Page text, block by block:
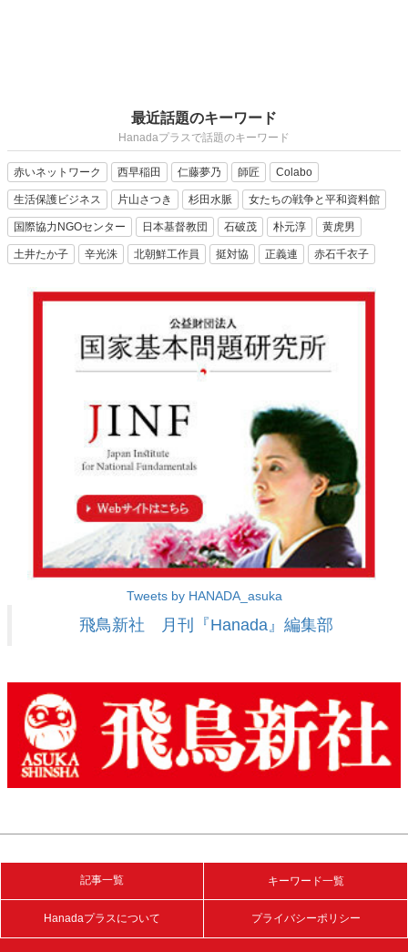
最近話題のキーワード
Hanadaプラスで話題のキーワード
赤いネットワーク 西早稲田 仁藤夢乃 師匠 Colabo
生活保護ビジネス 片山さつき 杉田水脈 女たちの戦争と平和資料館
国際協力NGOセンター 日本基督教団 石破茂 朴元淳 黄虎男
土井たか子 辛光洙 北朝鮮工作員 挺対協 正義連 赤石千衣子
Tweets by HANADA_asuka
飛鳥新社 月刊『Hanada』編集部
記事一覧 キーワード一覧
Hanadaプラスについて プライバシーポリシー